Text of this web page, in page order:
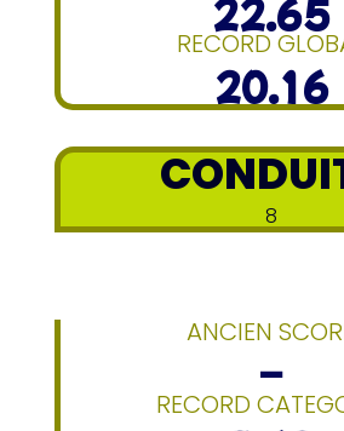
22.65
RECORD
20.16
8
ANCIEN
–
RECORD